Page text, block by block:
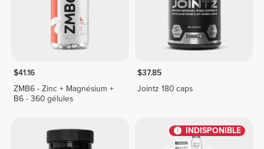
$41.16
ZMB6 - Zinc + Magnésium +
B6 - 360 gélules
$37.85
Jointz 180 caps
INDISPONIBLE